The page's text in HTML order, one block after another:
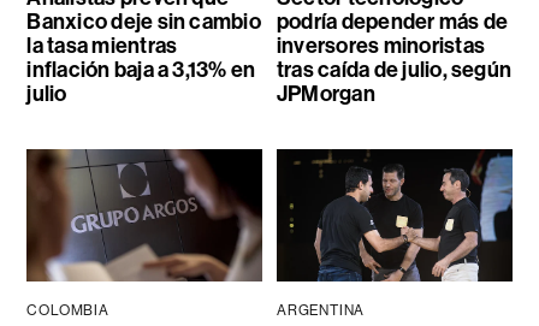
Banxico deje sin cambio
la tasa mientras
inflación baja a 3,13% en
julio
podría depender más de
inversores minoristas
tras caída de julio, según
JPMorgan
COLOMBIA ARGENTINA